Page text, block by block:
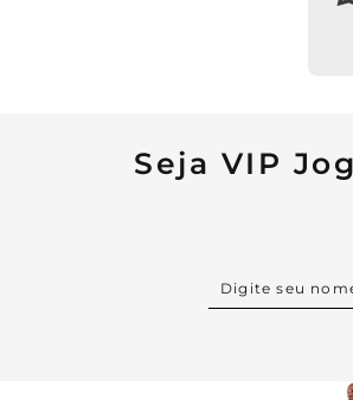
Seja VIP